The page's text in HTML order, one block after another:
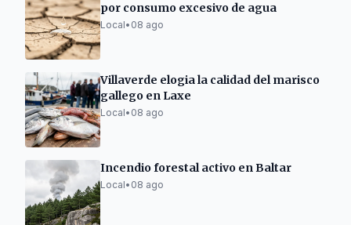
por consumo excesivo de agua
Local• 08 ago
Villaverde elogia la calidad del marisco
gallego en Laxe
Local• 08 ago
Incendio forestal activo en Baltar
Local• 08 ago